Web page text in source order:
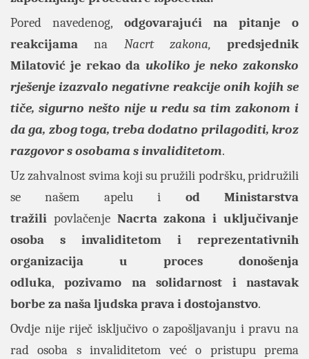
Pored navedenog, odgovarajući na pitanje o
reakcijama na Nacrt zakona,
predsjednik
Milatović je rekao da ukoliko je neko zakonsko
rješenje izazvalo negativne reakcije onih kojih se
tiče, sigurno nešto nije u redu sa tim zakonom i
da ga, zbog toga, treba dodatno prilagoditi, kroz
razgovor s osobama s invaliditetom.
Uz zahvalnost svima koji su pružili podršku, pridružili
se našem apelu i od Ministarstva
tražili povlačenje Nacrta zakona i uključivanje
osoba s invaliditetom i reprezentativnih
organizacija u proces donošenja
odluka,pozivamo na solidarnost i nastavak
borbe za naša ljudska prava i dostojanstvo.
Ovdje nije riječ isključivo o zapošljavanju i pravu na
rad osoba s invaliditetom već o pristupu prema